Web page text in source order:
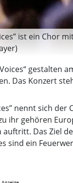
ist ein Chor
gestalten
Das Konzert
nennt sich
ihr gehören
auftritt. Das Ziel
sind ein